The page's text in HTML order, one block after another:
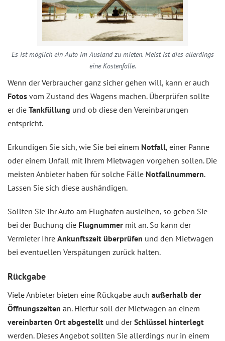
Es ist möglich ein Auto im Ausland zu mieten. Meist ist dies allerdings
eine Kostenfalle.
Wenn der Verbraucher ganz sicher gehen will, kann er auch
Fotos vom Zustand des Wagens machen. Überprüfen sollte
er die Tankfüllung und ob diese den Vereinbarungen
entspricht.
Erkundigen Sie sich, wie Sie bei einem Notfall, einer Panne
oder einem Unfall mit Ihrem Mietwagen vorgehen sollen. Die
meisten Anbieter haben für solche Fälle Notfallnummern.
Lassen Sie sich diese aushändigen.
Sollten Sie Ihr Auto am Flughafen ausleihen, so geben Sie
bei der Buchung die Flugnummer mit an. So kann der
Vermieter Ihre Ankunftszeit überprüfen und den Mietwagen
bei eventuellen Verspätungen zurück halten.
Rückgabe
Viele Anbieter bieten eine Rückgabe auch außerhalb der
Öffnungszeiten an. Hierfür soll der Mietwagen an einem
vereinbarten Ort abgestellt und derSchlüssel hinterlegt
werden. Dieses Angebot sollten Sie allerdings nur in einem